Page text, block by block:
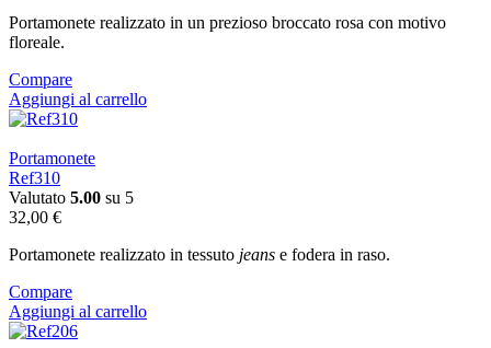
Portamonete realizzato in un prezioso broccato rosa con motivo
floreale.
Compare
Aggiungi al carrello
Portamonete
Ref310
Valutato 5.00 su 5
32,00 €
Portamonete realizzato in tessuto jeans e fodera in raso.
Compare
Aggiungi al carrello